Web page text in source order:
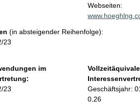
t
a
t
f
o
r
m
Webseiten:
(in absteigender Reihenfolge):
23
im
23
Geschäftsjahr:
0,26